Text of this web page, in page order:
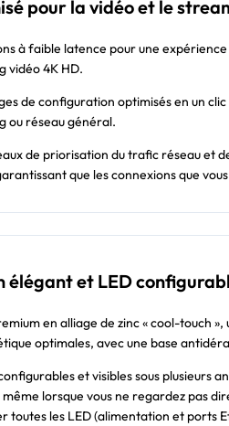
pour la vidéo et le
à faible latence pour une
vidéo 4K HD.
de configuration optimisés en un
ou réseau général.
de priorisation du trafic réseau et
que les connexions que
élégant et LED
en alliage de zinc « cool-touch
optimales, avec une base
et visibles sous plusieurs
lorsque vous ne regardez pas
toutes les LED (alimentation et ports